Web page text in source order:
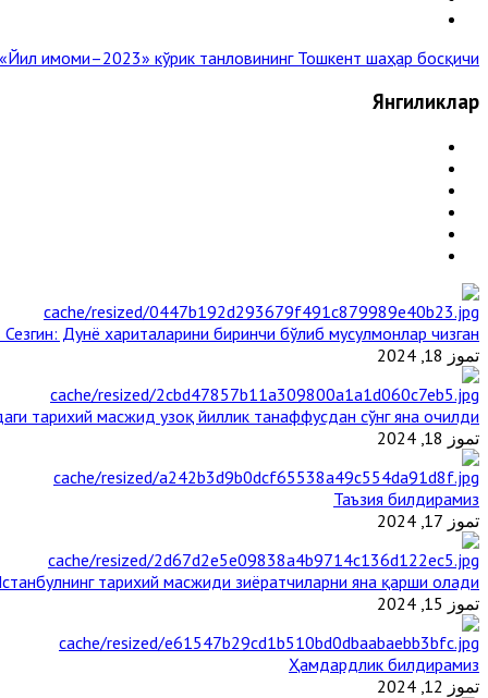
«Йил имоми–2023» кўрик танловининг Тошкент шаҳар босқичи »
Янгиликлар
Дунё хариталарини биринчи бўлиб мусулмонлар чизган
تموز 18, 2024
тарихий масжид узоқ йиллик танаффусдан сўнг яна очилди
تموز 18, 2024
Таъзия билдирамиз
تموز 17, 2024
тарихий масжиди зиёратчиларни яна қарши олади
تموز 15, 2024
Ҳамдардлик билдирамиз
تموز 12, 2024